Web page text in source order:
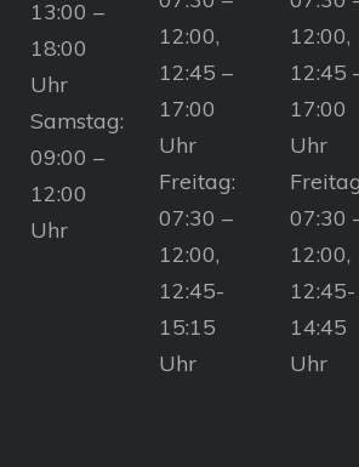
13:00 –
18:00
Uhr
Samstag:
09:00 –
12:00
Uhr
12:00,
12:45 –
17:00
Uhr
Freitag:
07:30 –
12:00,
12:45-
15:15
Uhr
12:00,
12:45
17:00
Uhr
07:30
12:00,
12:45-
14:45
Uhr